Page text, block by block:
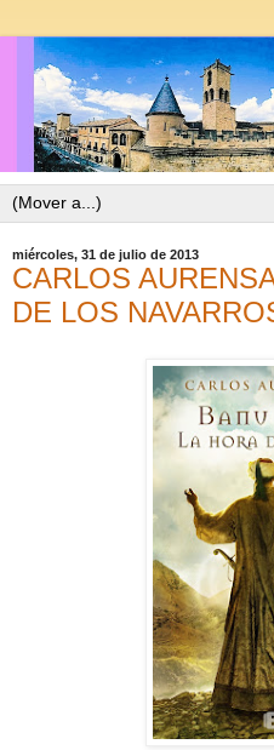
miércoles, 31 de julio de 2013
CARLOS
DE LOS